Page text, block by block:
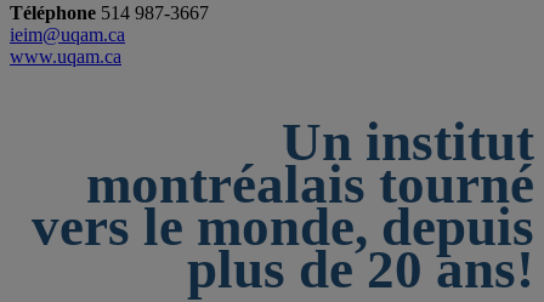
Téléphone 514 987-3667
ieim@uqam.ca
www.uqam.ca
Un institut
montréalais tourné
vers le monde, depuis
plus de 20 ans!